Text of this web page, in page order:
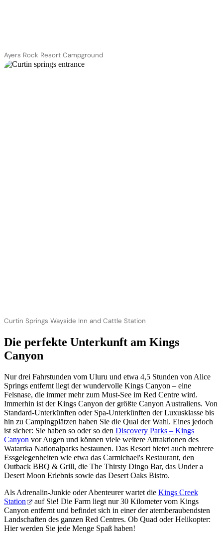
Ayers Rock Resort Campground
Curtin Springs Wayside Inn and Cattle Station
Die perfekte Unterkunft am Kings
Canyon
Nur drei Fahrstunden vom Uluru und etwa 4,5 Stunden von Alice
Springs entfernt liegt der wundervolle Kings Canyon – eine
Felsnase, die immer mehr zum Must-See im Red Centre wird.
Immerhin ist der Kings Canyon der größte Canyon Australiens. Von
Standard-Unterkünften oder Spa-Unterkünften der Luxusklasse bis
hin zu Campingplätzen haben Sie die Qual der Wahl. Eines jedoch
ist sicher: Sie haben so oder so den Discovery Parks – Kings
Canyon vor Augen und können viele weitere Attraktionen des
Watarrka Nationalparks bestaunen. Das Resort bietet auch mehrere
Essgelegenheiten wie etwa das Carmichael's Restaurant, den
Outback BBQ & Grill, die The Thirsty Dingo Bar, das Under a
Desert Moon Erlebnis sowie das Desert Oaks Bistro.
Als Adrenalin-Junkie oder Abenteurer wartet die Kings Creek
Station
auf Sie! Die Farm liegt nur 30 Kilometer vom Kings
Canyon entfernt und befindet sich in einer der atemberaubendsten
Landschaften des ganzen Red Centres. Ob Quad oder Helikopter:
Hier werden Sie jede Menge Spaß haben!